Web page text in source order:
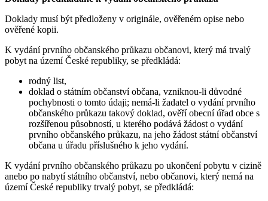
Doklady musí být předloženy v originále, ověřeném opise nebo
ověřené kopii.
K vydání prvního občanského průkazu občanovi, který má trvalý
pobyt na území České republiky, se předkládá:
rodný list,
doklad o státním občanství občana, vzniknou-li důvodné
pochybnosti o tomto údaji; nemá-li žadatel o vydání prvního
občanského průkazu takový doklad, ověří obecní úřad obce s
rozšířenou působností, u kterého podává žádost o vydání
prvního občanského průkazu, na jeho žádost státní občanství
občana u úřadu příslušného k jeho vydání.
K vydání prvního občanského průkazu po ukončení pobytu v cizině
anebo po nabytí státního občanství, nebo občanovi, který nemá na
území České republiky trvalý pobyt, se předkládá: